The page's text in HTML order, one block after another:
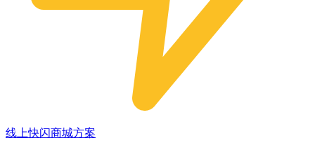
线上快闪商城方案